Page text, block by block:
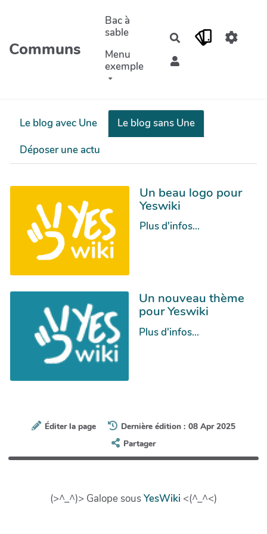
Aller au contenu principal
Communs
Bac à
sable
Menu
exemple
Rechercher
Le blog avec Une
Le blog sans Une
Déposer une actu
Un beau logo pour
Yeswiki
Plus d'infos...
Un nouveau thème
pour Yeswiki
Plus d'infos...
Éditer la page
Dernière édition : 08 Apr 2025
Partager
(>^_^)> Galope sousYesWiki <(^_^<)